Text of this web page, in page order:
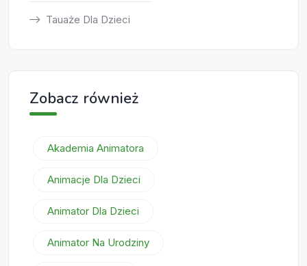
Tauaże Dla Dzieci
Zobacz również
Akademia Animatora
Animacje Dla Dzieci
Animator Dla Dzieci
Animator Na Urodziny